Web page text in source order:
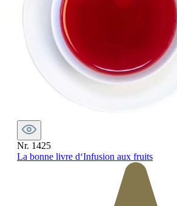
Nr. 1425
La bonne livre d‘Infusion aux fruits